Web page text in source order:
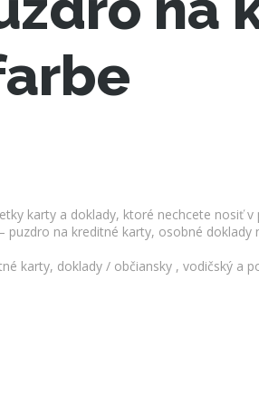
karty a doklady, ktoré nechcete nosiť
na kreditné karty, osobné
karty, doklady / občiansky , vodičský a